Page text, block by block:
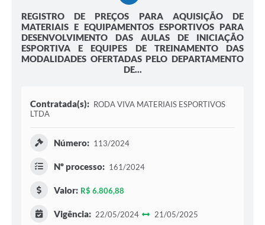
REGISTRO DE PREÇOS PARA AQUISIÇÃO DE
MATERIAIS E EQUIPAMENTOS ESPORTIVOS PARA
DESENVOLVIMENTO DAS AULAS DE INICIAÇÃO
ESPORTIVA E EQUIPES DE TREINAMENTO DAS
MODALIDADES OFERTADAS PELO DEPARTAMENTO
DE...
Contratada(s): RODA VIVA MATERIAIS ESPORTIVOS
LTDA
Número: 113/2024
Nº processo: 161/2024
Valor: R$ 6.806,88
Vigência: 22/05/2024 21/05/2025